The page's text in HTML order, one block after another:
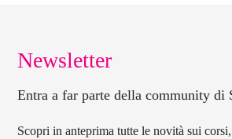
Newsletter
Entra a far parte della community di
Scopri in anteprima tutte le novità sui